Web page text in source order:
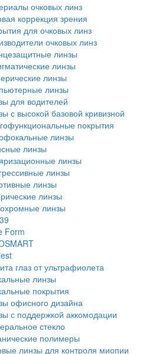
очковых линз
коррекция зрения
для очковых линз
очковых линз
линзы
линзы
линзы
линзы
для водителей
с высокой базовой кривизной
покрытия
линзы
линзы
линзы
линзы
линзы
линзы
линзы
Form
глаз от ультрафиолета
линзы
покрытия
офисного дизайна
с поддержкой аккомодации
стекло
полимеры
линзы для контроля миопии